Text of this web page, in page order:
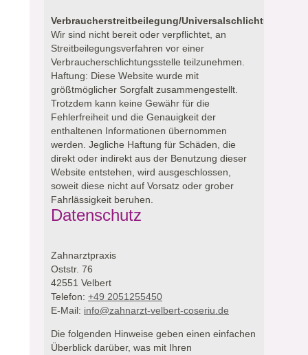
Verbraucherstreitbeilegung/
Wir sind nicht bereit oder verpflichtet, an
Streitbeilegungsverfahren vor einer
Verbraucherschlichtungsstelle teilzunehmen.
Haftung: Diese Website wurde mit
größtmöglicher Sorgfalt zusammengestellt.
Trotzdem kann keine Gewähr für die
Fehlerfreiheit und die Genauigkeit der
enthaltenen Informationen übernommen
werden. Jegliche Haftung für Schäden, die
direkt oder indirekt aus der Benutzung dieser
Website entstehen, wird ausgeschlossen,
soweit diese nicht auf Vorsatz oder grober
Fahrlässigkeit beruhen.
Datenschutz
Zahnarztpraxis
Oststr. 76
42551 Velbert
Telefon: +49 2051255450
E-Mail: info@zahnarzt-velbert-coseriu.de
Die folgenden Hinweise geben einen einfachen
Überblick darüber, was mit Ihren